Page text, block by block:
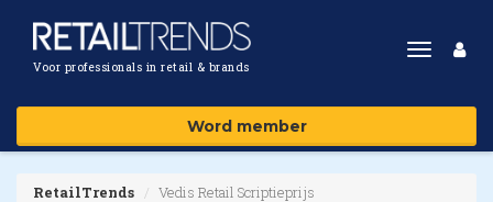
Voor professionals in retail & brands
Toggle
Word member
RetailTrends Vedis Retail Scriptieprijs